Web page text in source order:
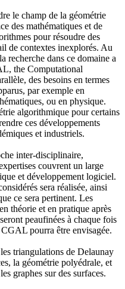
le champ de la géométrie
des mathématiques et de
pour résoudre des
de contextes inexplorés. Au
recherche dans ce domaine a
the Computational
des besoins en termes
par exemple en
ou en physique.
algorithmique pour certains
ces développements
et industriels.
inter-disciplinaire,
couvrent un large
et développement logiciel.
sera réalisée, ainsi
ce sera pertinent. Les
théorie et en pratique après
peaufinées à chaque fois
pourra être envisagée.
triangulations de Delaunay
la géométrie polyédrale, et
graphes sur des surfaces.